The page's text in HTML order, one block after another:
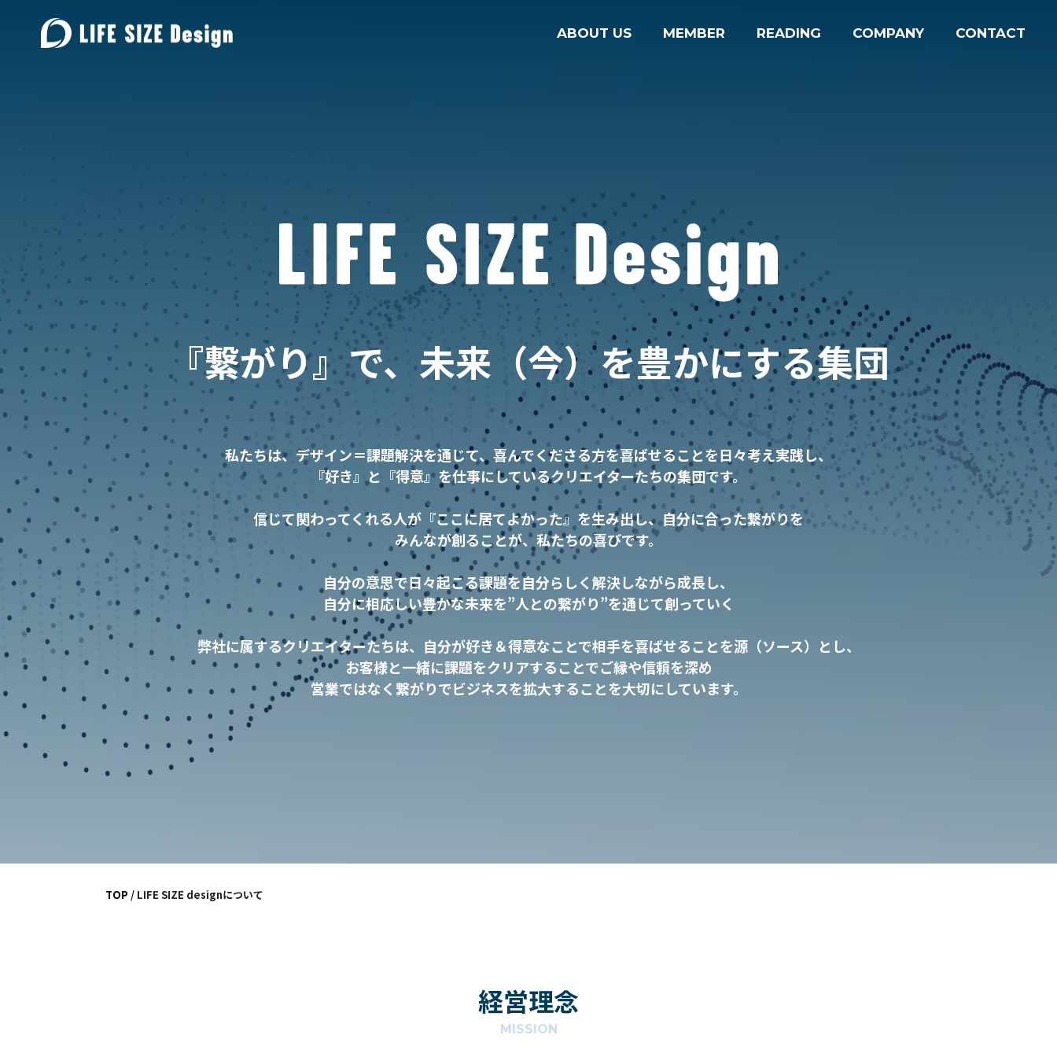
ABOUT US MEMBER READING COMPANY CONTACT
『繋がり』で、未来（今）を豊かにする集団
私たちは、デザイン＝課題解決を通じて、喜んでくださる方を喜ばせることを日々考え実践し、
『好き』と『得意』を仕事にしているクリエイターたちの集団です。
信じて関わってくれる人が『ここに居てよかった』を生み出し、自分に合った繋がりを
みんなが創ることが、私たちの喜びです。
自分の意思で日々起こる課題を自分らしく解決しながら成長し、
自分に相応しい豊かな未来を”人との繋がり”を通じて創っていく
弊社に属するクリエイターたちは、自分が好き＆得意なことで相手を喜ばせることを源（ソース）とし、
お客様と一緒に課題をクリアすることでご縁や信頼を深め
営業ではなく繋がりでビジネスを拡大することを大切にしています。
TOP / LIFE SIZE designについて
経営理念
MISSION